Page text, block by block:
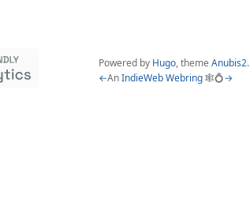
Powered by Hugo, theme Anubis2.
←AnIndieWeb Webring🕸💍→